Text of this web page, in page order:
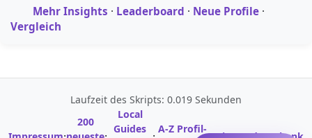
Mehr Insights · Leaderboard · Neue Profile ·
Vergleich
Laufzeit des Skripts: 0.019 Sekunden
200
Local
Guides
A-Z Profil-